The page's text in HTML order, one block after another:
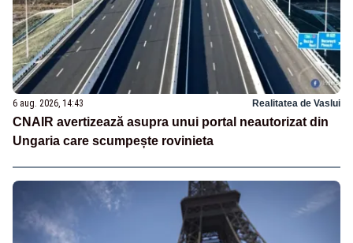
6 aug. 2026, 14:43 Realitatea de Vaslui
CNAIR avertizează asupra unui portal neautorizat din
Ungaria care scumpește rovinieta